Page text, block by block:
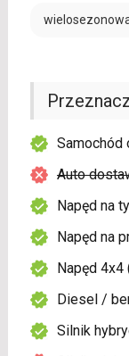
Samochód
Auto
Napęd na
Napęd na
Napęd 4x4
Diesel /
Silnik